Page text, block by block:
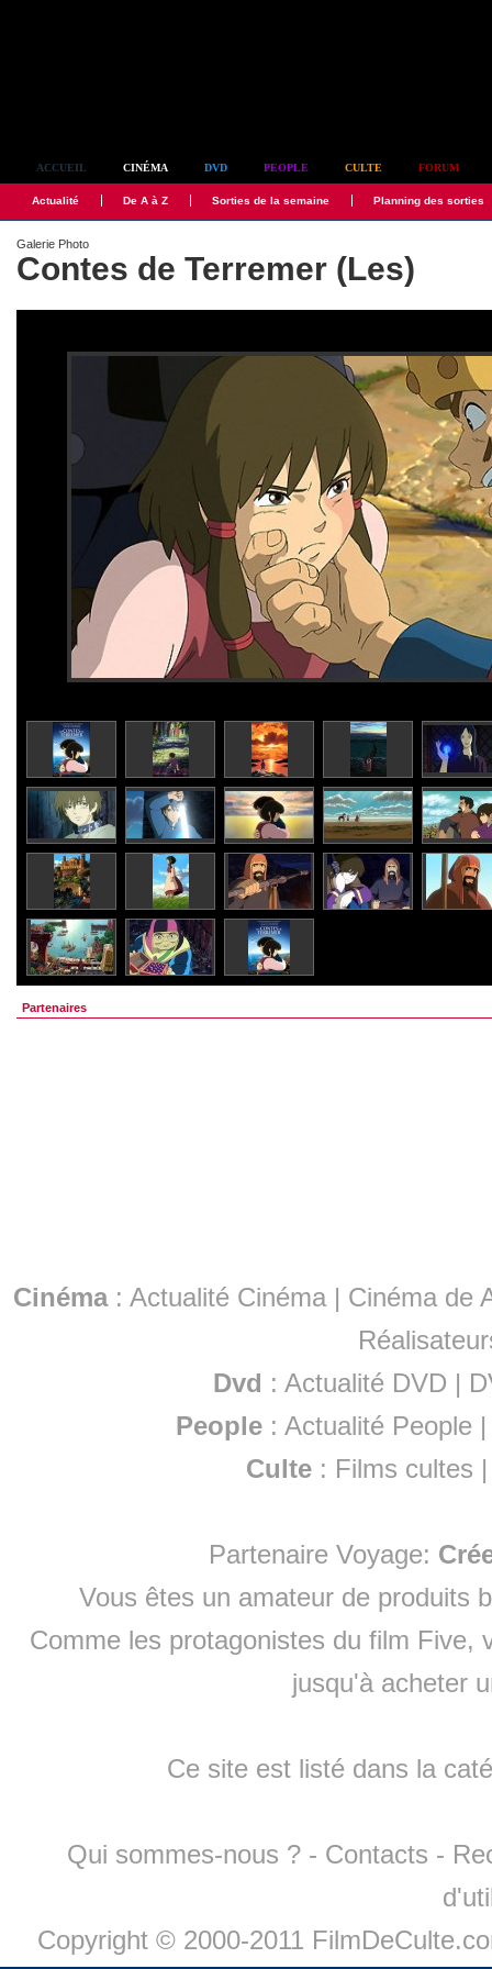
ACCUEIL CINÉMA DVD PEOPLE CULTE FORUM
Actualité De A à Z Sorties de la semaine Planning des sorties
Galerie Photo
Contes de Terremer (Les)
Partenaires
Cinéma: Actualité Cinéma | Cinéma de
Dvd : Actualité DVD |
People :Actualité People
Culte : Films cultes
Partenaire Voyage:
Vous êtes un amateur de produits
Comme les protagonistes du film Five,
jusqu'à acheter
Ce site est listé dans la
Qui sommes-nous ? - Contacts -
Copyright © 2000-2011